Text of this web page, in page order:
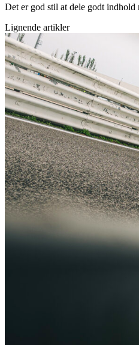
Det er god stil at dele godt indhold
Lignende artikler